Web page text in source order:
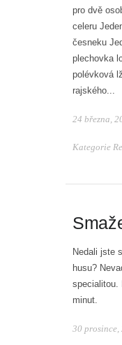
pro dvě
celeru
česneku
plechovka
polévková
rajského...
24 března,
Kategorie
Nedali jste
husu?
specialitou.
minut.
30 prosince,